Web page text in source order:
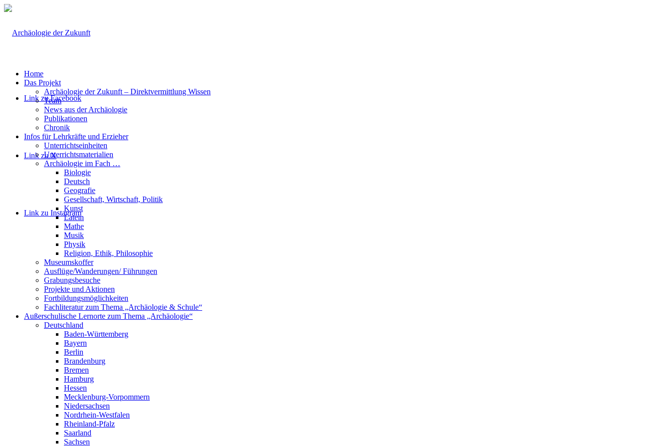
Link zu Facebook
Link zu X
Link zu Instagram
Home
Das Projekt
Archäologie der Zukunft – Direktvermittlung Wissen
Team
News aus der Archäologie
Publikationen
Chronik
Infos für Lehrkräfte und Erzieher
Unterrichtseinheiten
Unterrichtsmaterialien
Archäologie im Fach …
Biologie
Deutsch
Geografie
Gesellschaft, Wirtschaft, Politik
Kunst
Latein
Mathe
Musik
Physik
Religion, Ethik, Philosophie
Museumskoffer
Ausflüge/Wanderungen/ Führungen
Grabungsbesuche
Projekte und Aktionen
Fortbildungsmöglichkeiten
Fachliteratur zum Thema „Archäologie & Schule“
Außerschulische Lernorte zum Thema „Archäologie“
Deutschland
Baden-Württemberg
Bayern
Berlin
Brandenburg
Bremen
Hamburg
Hessen
Mecklenburg-Vorpommern
Niedersachsen
Nordrhein-Westfalen
Rheinland-Pfalz
Saarland
Sachsen